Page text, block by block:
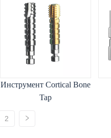
Инструмент Cortical Bone
Tap
2